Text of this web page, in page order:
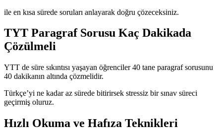
ile en kısa sürede soruları anlayarak doğru çözeceksiniz.
TYT Paragraf Sorusu Kaç Dakikada
Çözülmeli
YTT de süre sıkıntısı yaşayan öğrenciler 40 tane paragraf sorusunu
40 dakikanın altında çözmelidir.
Türkçe’yi ne kadar az sürede bitirirsek stressiz bir sınav süreci
geçirmiş oluruz.
Hızlı Okuma ve Hafıza Teknikleri